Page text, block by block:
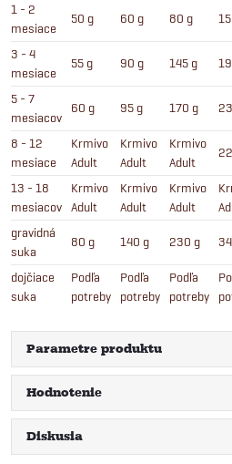
1 - 2
mesiace
50 g 60 g 80 g
3 - 4
mesiace
55 g 90 g 145 g
5 - 7
mesiacov
60 g 95 g 170 g
8 - 12
mesiace
Krmivo
Adult
Krmivo
Adult
Krmivo
Adult
13 - 18
mesiacov
Krmivo
Adult
Krmivo
Adult
Krmivo
Adult
gravidná
suka
80 g 140 g 230 g
dojčiace
suka
Podľa
potreby
Podľa
potreby
Podľa
potreby
Parametre produktu
Hodnotenie
Diskusia